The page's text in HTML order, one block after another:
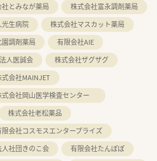
とみなが薬局
株式会社富永調剤薬局
生病院
株式会社マスカット薬局
調剤薬局
有限会社AIE
人医誠会
株式会社ザグザグ
式会社MAINJET
式会社岡山医学検査センター
株式会社老松薬品
限会社コスモスエンタープライズ
人社団きのこ会
有限会社たんぽぽ